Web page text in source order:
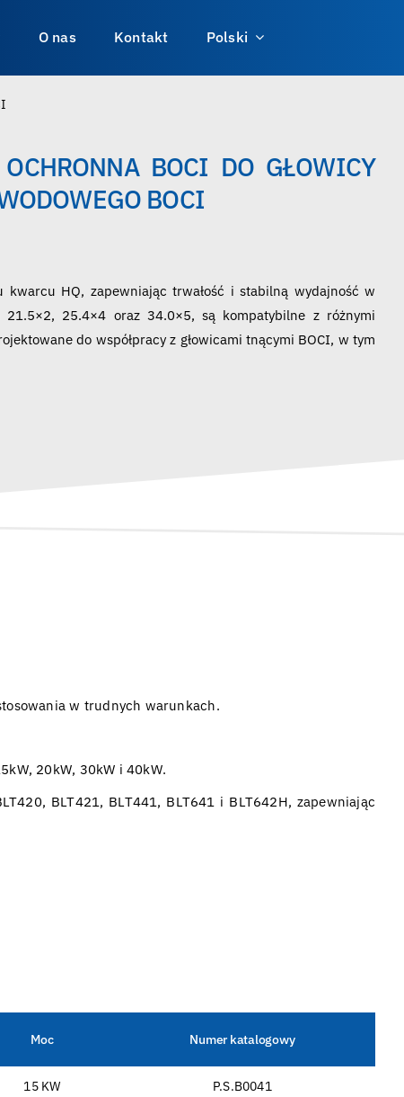
O nas Kontakt Polski
BOCI DO GŁOWICY
BOCI
kwarcu HQ, zapewniając trwałość i stabilną wydajność w
25.4×4 oraz 34.0×5, są kompatybilne z różnymi
do współpracy z głowicami tnącymi BOCI, w tym
w trudnych warunkach.
20kW, 30kW i 40kW.
BLT421, BLT441, BLT641 i BLT642H, zapewniając
Moc Numer katalogowy
15 KW P.S.B0041